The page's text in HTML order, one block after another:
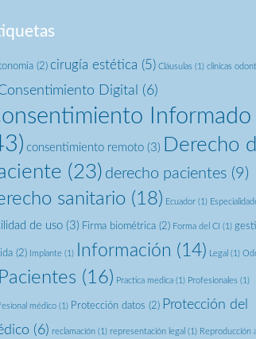
(2) cirugía estética (5) Cláusulas (1) clínicas
Digital (6)
Informado
consentimiento remoto(3) Derecho
(23) derecho pacientes (9)
sanitario (18) Ecuador(1)
de uso(3) Firma biométrica(2) Forma del CI (1)
(2) Implante (1) Información (14) Legal (1)
Pacientes (16) Practica medica(1) Profesionales (1)
médico(1) Protección datos (2) Protección del
(6) reclamación(1) representación legal (1) Reproducción